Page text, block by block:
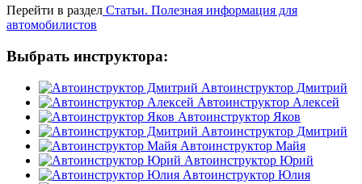
Перейти в раздел Статьи. Полезная информация для
автомобилистов
Выбрать инструктора:
Автоинструктор Дмитрий
Автоинструктор Алексей
Автоинструктор Яков
Автоинструктор Дмитрий
Автоинструктор Майя
Автоинструктор Юрий
Автоинструктор Юлия